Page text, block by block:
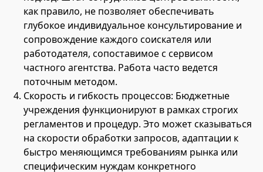
как правило, не позволяет обеспечивать
глубокое индивидуальное консультирование и
сопровождение каждого соискателя или
работодателя, сопоставимое с сервисом
частного агентства. Работа часто ведется
поточным методом.
Скорость и гибкость процессов: Бюджетные
учреждения функционируют в рамках строгих
регламентов и процедур. Это может сказываться
на скорости обработки запросов, адаптации к
быстро меняющимся требованиям рынка или
специфическим нуждам конкретного